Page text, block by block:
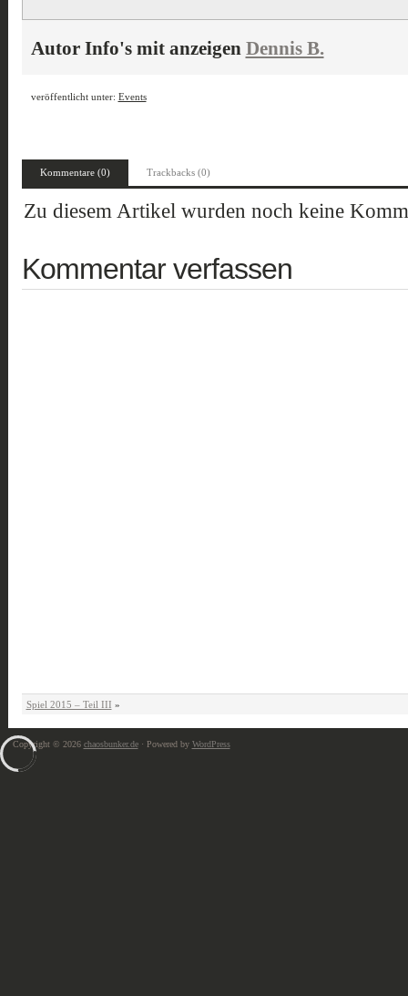
Autor Info's mit anzeigen Dennis B.
veröffentlicht unter: Events
Kommentare (0) Trackbacks (0)
Zu diesem Artikel wurden noch keine
Kommentar verfassen
Spiel 2015 – Teil III »
Copyright © 2026 chaosbunker.de· Powered by WordPress